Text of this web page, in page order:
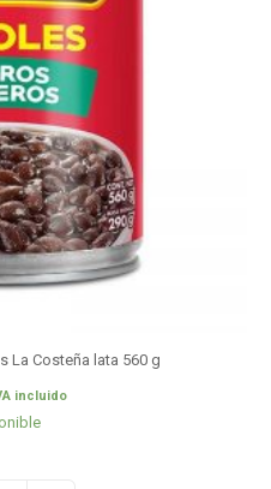
La Costeña lata 560 g
incluido